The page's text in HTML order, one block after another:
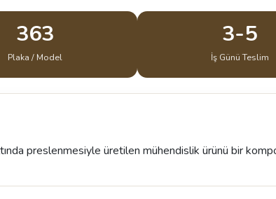
363
Plaka / Model
3-5
İş Günü Teslim
preslenmesiyle üretilen mühendislik ürünü bir